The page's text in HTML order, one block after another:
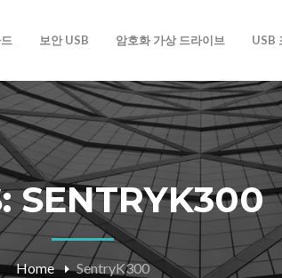
보안 USB 암호화 가상 드라이브 USB
SENTRYK300
Home SentryK300